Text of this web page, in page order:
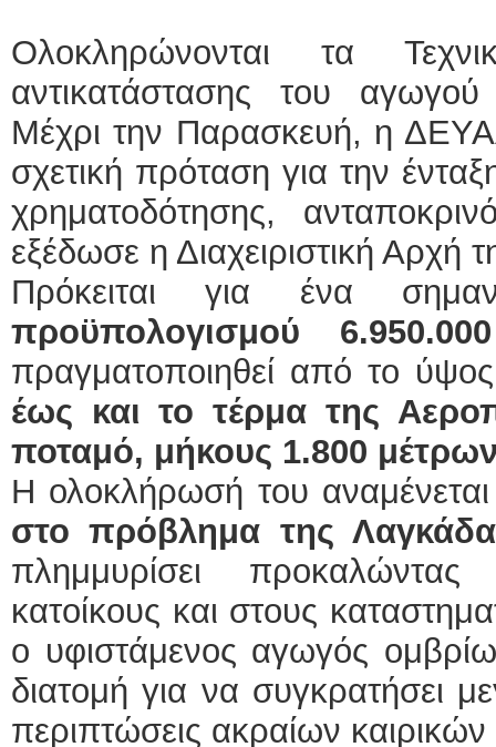
Ολοκληρώνονται τα
αντικατάστασης του
Μέχρι την Παρασκευή, η
σχετική πρόταση για την
χρηματοδότησης,
εξέδωσε η Διαχειριστική Αρχή
Πρόκειται για ένα
προϋπολογισμού
πραγματοποιηθεί από το
έως και το τέρμα της
ποταμό, μήκους 1.800
Η ολοκλήρωσή του
στο πρόβλημα της
πλημμυρίσει
κατοίκους και στους
ο υφιστάμενος αγωγός
διατομή για να συγκρατήσει
περιπτώσεις ακραίων